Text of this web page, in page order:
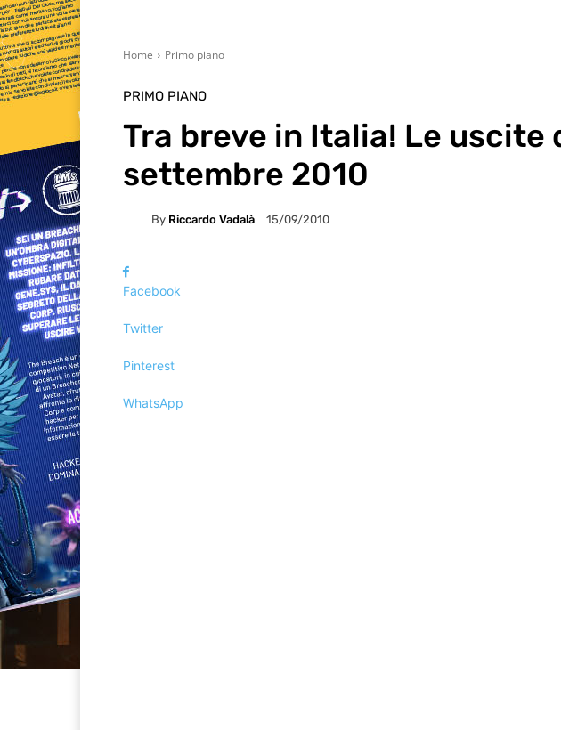
Home Primo piano
PRIMO PIANO
Tra breve in Italia! Le uscite
settembre 2010
By Riccardo Vadalà 15/09/2010
Facebook
Twitter
Pinterest
WhatsApp